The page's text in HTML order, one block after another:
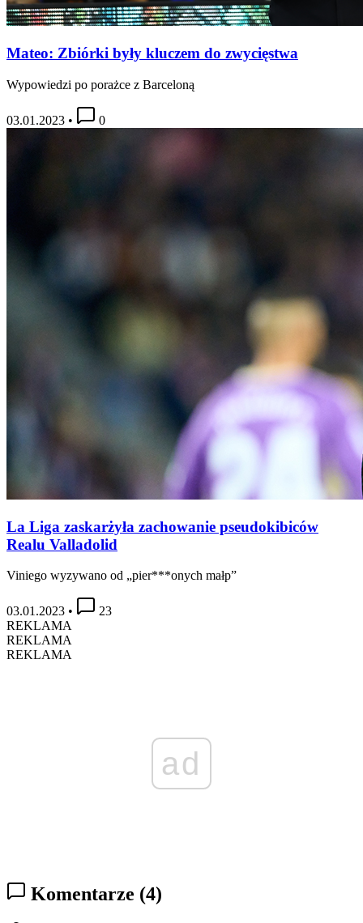
Mateo: Zbiórki były kluczem do zwycięstwa
Wypowiedzi po porażce z Barceloną
03.01.2023 • 0
La Liga zaskarżyła zachowanie pseudokibiców
Realu Valladolid
Viniego wyzywano od „pier***onych małp”
03.01.2023 •
23
REKLAMA
REKLAMA
REKLAMA
ad
Komentarze (4)